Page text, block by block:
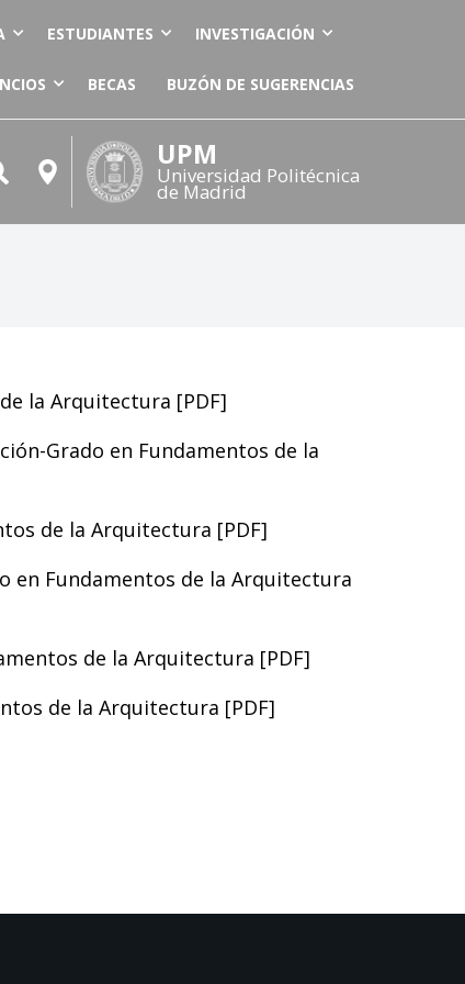
ESTUDIANTES INVESTIGACIÓN
BECAS BUZÓN DE SUGERENCIAS
UPM
Universidad Politécnica
de Madrid
la Arquitectura [PDF]
Grado en Fundamentos de la
de la Arquitectura [PDF]
en Fundamentos de la Arquitectura
de la Arquitectura [PDF]
de la Arquitectura [PDF]